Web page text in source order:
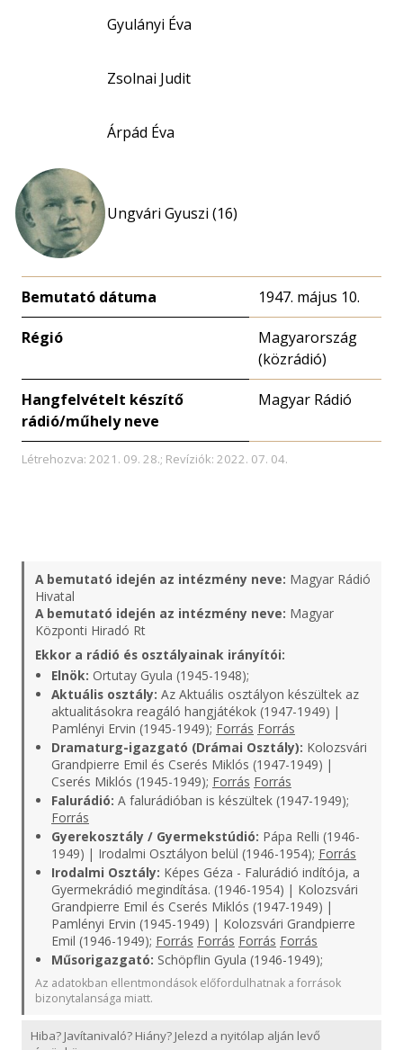
Gyulányi Éva
Zsolnai Judit
Árpád Éva
Ungvári Gyuszi (16)
Bemutató dátuma 1947. május 10.
Régió
Magyarország
(közrádió)
Hangfelvételt készítő
rádió/műhely neve
Magyar Rádió
Létrehozva: 2021. 09. 28.; Revíziók: 2022. 07. 04.
A bemutató idején az intézmény neve: Magyar Rádió
Hivatal
A bemutató idején az intézmény neve: Magyar
Központi Hiradó Rt
Ekkor a rádió és osztályainak irányítói:
Elnök: Ortutay Gyula (1945-1948);
Aktuális osztály: Az Aktuális osztályon készültek az
aktualitásokra reagáló hangjátékok (1947-1949) |
Pamlényi Ervin (1945-1949); Forrás Forrás
Dramaturg-igazgató (Drámai Osztály): Kolozsvári
Grandpierre Emil és Cserés Miklós (1947-1949) |
Cserés Miklós (1945-1949); Forrás Forrás
Falurádió: A falurádióban is készültek (1947-1949);
Forrás
Gyerekosztály / Gyermekstúdió: Pápa Relli (1946-
1949) | Irodalmi Osztályon belül (1946-1954); Forrás
Irodalmi Osztály: Képes Géza - Falurádió indítója, a
Gyermekrádió megindítása. (1946-1954) | Kolozsvári
Grandpierre Emil és Cserés Miklós (1947-1949) |
Pamlényi Ervin (1945-1949) | Kolozsvári Grandpierre
Emil (1946-1949); Forrás Forrás Forrás Forrás
Műsorigazgató: Schöpflin Gyula (1946-1949);
Az adatokban ellentmondások előfordulhatnak a források
bizonytalansága miatt.
Hiba? Javítanivaló? Hiány? Jelezd a nyitólap alján levő